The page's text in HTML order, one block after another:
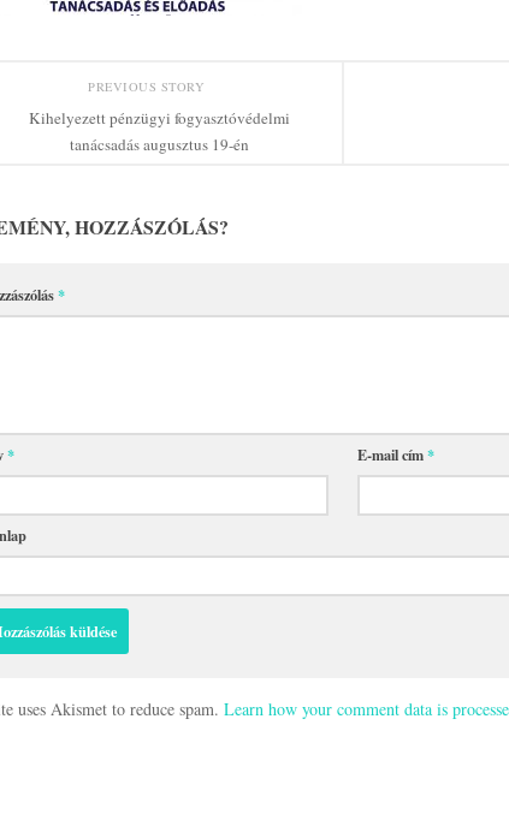
PREVIOUS STORY
Kihelyezett pénzügyi fogyasztóvédelmi
tanácsadás augusztus 19-én
HOZZÁSZÓLÁS?
*
* E-mail cím*
uses Akismet to reduce spam. Learn how your comment data is